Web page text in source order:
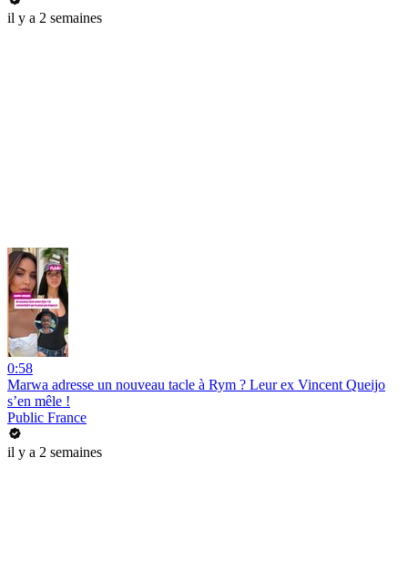
il y a 2 semaines
0:58
Marwa adresse un nouveau tacle à Rym ? Leur ex Vincent Queijo
s’en mêle !
Public France
il y a 2 semaines